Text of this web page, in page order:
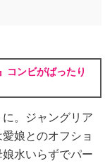
コンビがばったり
。ジャングリア
娘とのオフショ
水いらずでパー